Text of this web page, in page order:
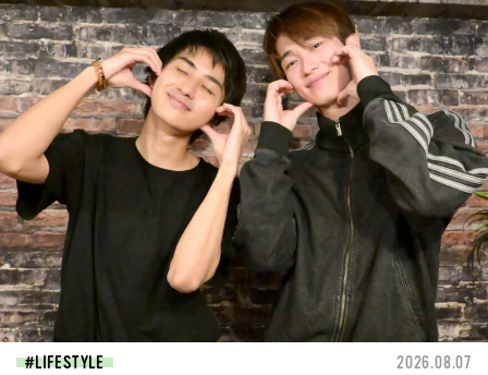
LIFESTYLE 2026.08.07